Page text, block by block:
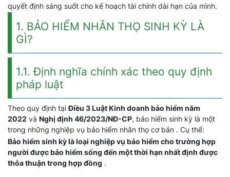
quyết định sáng suốt cho kế hoạch tài chính dài hạn của mình.
1. BẢO HIỂM NHÂN THỌ SINH KỲ LÀ
GÌ?
1.1. Định nghĩa chính xác theo quy định
pháp luật
Theo quy định tạiĐiều 3 Luật Kinh doanh bảo hiểm năm
2022 và Nghị định 46/2023/NĐ-CP, bảo hiểm sinh kỳ là một
trong những nghiệp vụ bảo hiểm nhân thọ cơ bản . Cụ thể:
Bảo hiểm sinh kỳ là loại nghiệp vụ bảo hiểm cho trường hợp
người được bảo hiểm sống đến một thời hạn nhất định được
thỏa thuận trong hợp đồng .